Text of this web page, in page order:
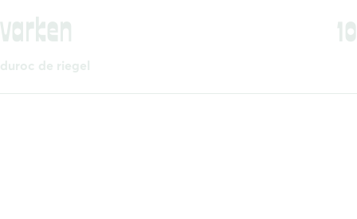
varken 10
duroc de riegel